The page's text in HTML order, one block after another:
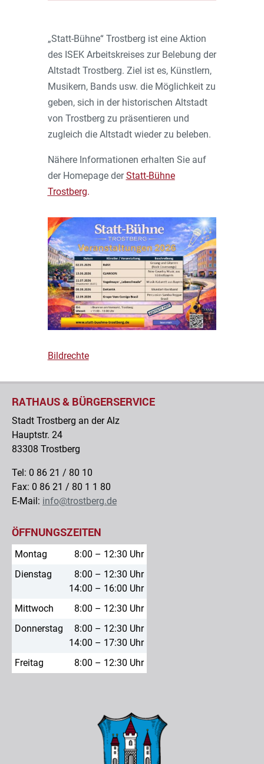
„Statt-Bühne“ Trostberg ist eine Aktion
des ISEK Arbeitskreises zur Belebung der
Altstadt Trostberg. Ziel ist es, Künstlern,
Musikern, Bands usw. die Möglichkeit zu
geben, sich in der historischen Altstadt
von Trostberg zu präsentieren und
zugleich die Altstadt wieder zu beleben.
Nähere Informationen erhalten Sie auf
der Homepage derStatt-Bühne
Trostberg.
Bildrechte
RATHAUS & BÜRGERSERVICE
Stadt Trostberg an der Alz
Hauptstr. 24
83308 Trostberg
Tel: 0 86 21 / 80 10
Fax: 0 86 21 / 80 1 1 80
E-Mail: info@trostberg.de
ÖFFNUNGSZEITEN
Montag
8:00 – 12:30 Uhr
Dienstag
8:00 – 12:30 Uhr
14:00 – 16:00 Uhr
Mittwoch
8:00 – 12:30 Uhr
Donnerstag
8:00 – 12:30 Uhr
14:00 – 17:30 Uhr
Freitag
8:00 – 12:30 Uhr